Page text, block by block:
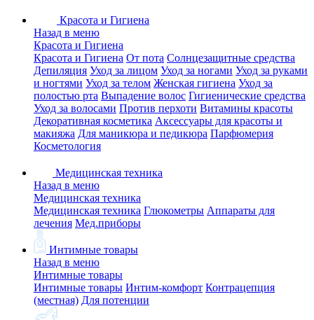
Красота и Гигиена
Назад в меню
Красота и Гигиена
Красота и Гигиена От пота Солнцезащитные средства
Депиляция Уход за лицом Уход за ногами Уход за руками
и ногтями Уход за телом Женская гигиена Уход за
полостью рта Выпадение волос Гигиенические средства
Уход за волосами Против перхоти Витамины красоты
Декоративная косметика Аксессуары для красоты и
макияжа Для маникюра и педикюра Парфюмерия
Косметология
Медицинская техника
Назад в меню
Медицинская техника
Медицинская техника Глюкометры Аппараты для
лечения Мед.приборы
Интимные товары
Назад в меню
Интимные товары
Интимные товары Интим-комфорт Контрацепция
(местная) Для потенции